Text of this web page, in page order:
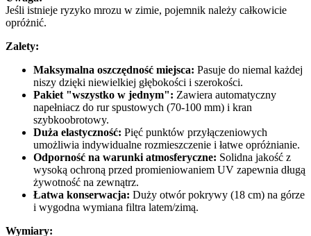
Jeśli istnieje ryzyko mrozu w zimie, pojemnik należy całkowicie
opróżnić.
Zalety:
Maksymalna oszczędność miejsca: Pasuje do niemal każdej
niszy dzięki niewielkiej głębokości i szerokości.
Pakiet "wszystko w jednym": Zawiera automatyczny
napełniacz do rur spustowych (70-100 mm) i kran
szybkoobrotowy.
Duża elastyczność: Pięć punktów przyłączeniowych
umożliwia indywidualne rozmieszczenie i łatwe opróżnianie.
Odporność na warunki atmosferyczne: Solidna jakość z
wysoką ochroną przed promieniowaniem UV zapewnia długą
żywotność na zewnątrz.
Łatwa konserwacja: Duży otwór pokrywy (18 cm) na górze
i wygodna wymiana filtra latem/zimą.
Wymiary: